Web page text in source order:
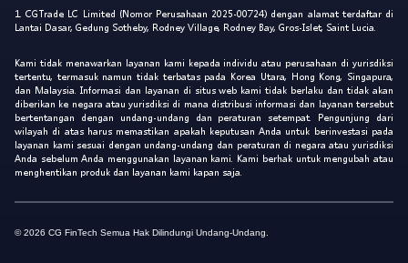
1. CGTrade LC Limited (Nomor Perusahaan 2025-00724) dengan alamat terdaftar di
Lantai Dasar, Gedung Sotheby, Rodney Village, Rodney Bay, Gros-Islet, Saint Lucia.
Kami tidak menawarkan layanan kami kepada individu atau perusahaan di yurisdiksi
tertentu, termasuk namun tidak terbatas pada Korea Utara, Hong Kong, Singapura,
dan Malaysia. Informasi dan layanan di situs web kami tidak berlaku dan tidak akan
diberikan ke negara atau yurisdiksi di mana distribusi informasi dan layanan tersebut
bertentangan dengan undang-undang dan peraturan setempat. Pengunjung dari
wilayah di atas harus memastikan apakah keputusan Anda untuk berinvestasi pada
layanan kami sesuai dengan undang-undang dan peraturan di negara atau yurisdiksi
Anda sebelum Anda menggunakan layanan kami. Kami berhak untuk mengubah atau
menghentikan produk dan layanan kami kapan saja.
© 2026 CG FinTech Semua Hak Dilindungi Undang-Undang.